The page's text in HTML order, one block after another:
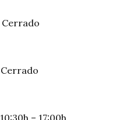
Cerrado
Cerrado